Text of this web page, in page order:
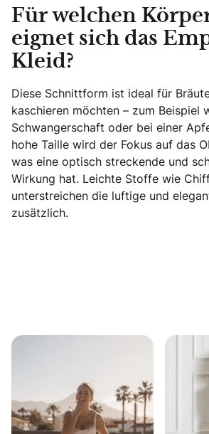
Für welchen
eignet sich das
Kleid?
Diese Schnittform ist ideal für
kaschieren möchten – zum Beispiel
Schwangerschaft oder bei einer
hohe Taille wird der Fokus auf das
was eine optisch streckende und
Wirkung hat. Leichte Stoffe wie
unterstreichen die luftige und
zusätzlich.